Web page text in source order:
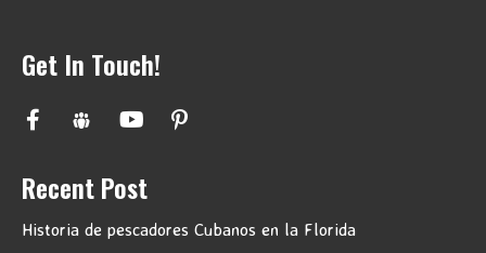
Get In Touch!
Recent Post
Historia de pescadores Cubanos en la Florida